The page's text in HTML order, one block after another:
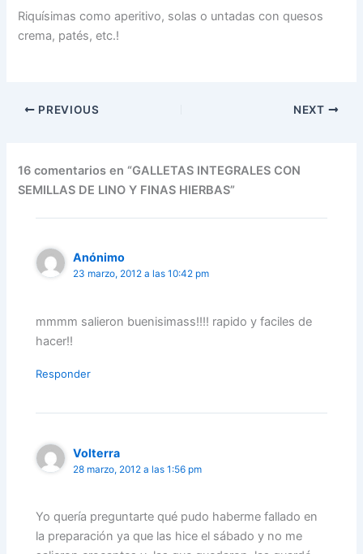
Riquísimas como aperitivo, solas o untadas con quesos
crema, patés, etc.!
PREVIOUS NEXT
16 comentarios en “GALLETAS INTEGRALES CON
SEMILLAS DE LINO Y FINAS HIERBAS”
Anónimo
23 marzo, 2012 a las 10:42 pm
mmmm salieron buenisimass!!!! rapido y faciles de
hacer!!
Responder
Volterra
28 marzo, 2012 a las 1:56 pm
Yo quería preguntarte qué pudo haberme fallado en
la preparación ya que las hice el sábado y no me